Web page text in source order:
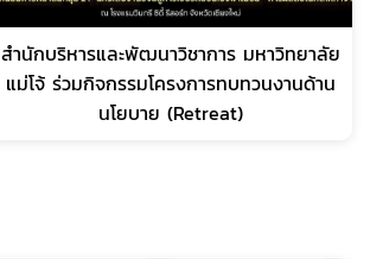
สำนักบริหารและพัฒนาวิชาการ มหาวิทยาลัย
แม่โจ้ ร่วมกิจกรรมโครงการทบทวนงานด้าน
นโยบาย (Retreat)